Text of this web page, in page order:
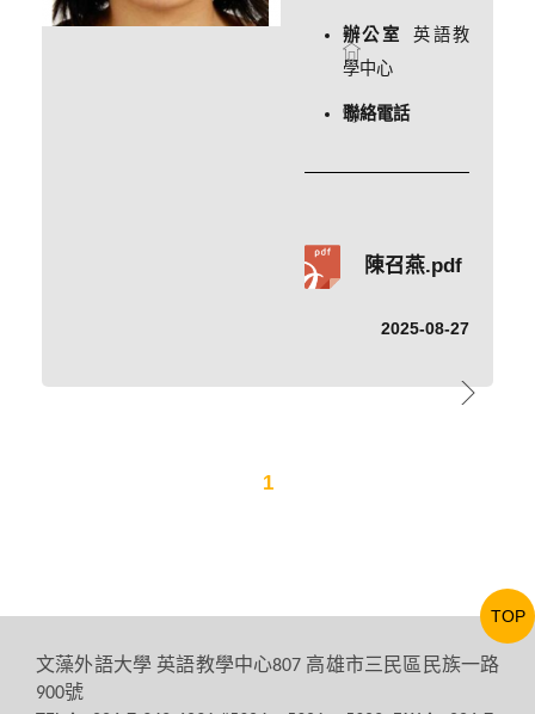
辦公室
英語教
學中心
聯絡電話
陳召燕.pdf
2025-08-27
1
文藻外語大學 英語教學中心807 高雄市三民區民族一路
900號
TOP